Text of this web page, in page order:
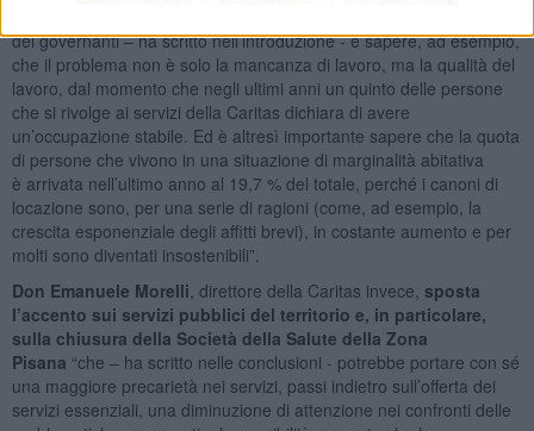
dei governanti – ha scritto nell’introduzione - e sapere, ad esempio,
che il problema non è solo la mancanza di lavoro, ma la qualità del
lavoro, dal momento che negli ultimi anni un quinto delle persone
che si rivolge ai servizi della Caritas dichiara di avere
un’occupazione stabile. Ed è altresì importante sapere che la quota
di persone che vivono in una situazione di marginalità abitativa
è arrivata nell’ultimo anno al 19,7 % del totale, perché i canoni di
locazione sono, per una serie di ragioni (come, ad esempio, la
crescita esponenziale degli affitti brevi), in costante aumento e per
molti sono diventati insostenibili”.
Don Emanuele Morelli , direttore della Caritas invece, sposta
l’accento sui servizi pubblici del territorio e, in particolare,
sulla chiusura della Società della Salute della Zona
Pisana “che – ha scritto nelle conclusioni - potrebbe portare con sé
una maggiore precarietà nei servizi, passi indietro sull’offerta dei
servizi essenziali, una diminuzione di attenzione nei confronti delle